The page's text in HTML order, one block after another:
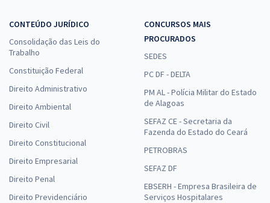
CONTEÚDO JURÍDICO
Consolidação das Leis do
Trabalho
Constituição Federal
Direito Administrativo
Direito Ambiental
Direito Civil
Direito Constitucional
Direito Empresarial
Direito Penal
Direito Previdenciário
CONCURSOS MAIS
PROCURADOS
SEDES
PC DF - DELTA
PM AL - Polícia Militar do Estado
de Alagoas
SEFAZ CE - Secretaria da
Fazenda do Estado do Ceará
PETROBRAS
SEFAZ DF
EBSERH - Empresa Brasileira de
Serviços Hospitalares